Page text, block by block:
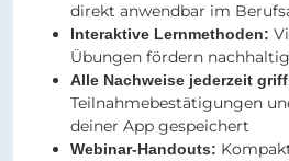
direkt anwendbar im
Interaktive Lernmethoden:
Übungen fördern
Alle Nachweise jederzeit
Teilnahmebestätigungen
deiner App gespeichert
Webinar-Handouts: